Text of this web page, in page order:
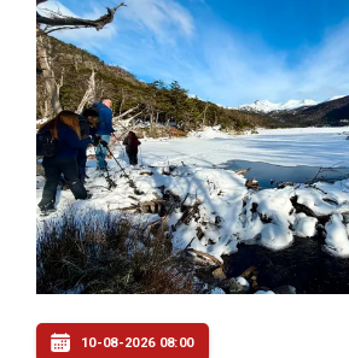
10-08-2026 08:00